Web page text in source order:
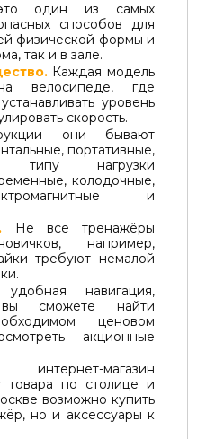
один из самых
способов для
физической формы и
так и в зале.
Каждая модель
велосипеде, где
уровень
скорость.
они бывают
портативные,
типу нагрузки
колодочные,
и
Не все тренажёры
например,
требуют немалой
навигация,
сможете найти
ценовом
акционные
магазин
товара по столице и
возможно купить
но и аксессуары к